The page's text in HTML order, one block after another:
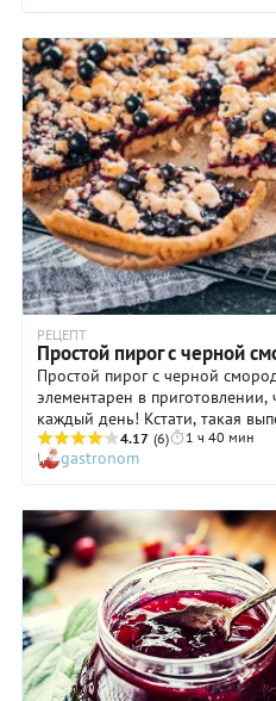
РЕЦЕПТ
Простой пирог с черной
Простой пирог с черной
элементарен в приготовлении,
каждый день! Кстати, такая
семейного чаепития на даче.
гармонично дополняет
изысканной кислинкой. А уж
не приходится! Простой
всего готовить, конечно, со
но и замороженные тоже
на оттаивание нет никакой
морозильной камеры и
4.17 (6) 1 ч 40 мин
gastronom